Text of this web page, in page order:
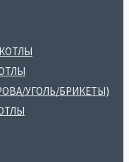
УГОЛЬ/БРИКЕТЫ)